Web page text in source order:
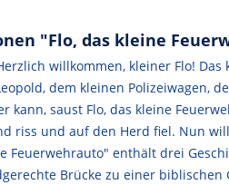
"Flo, das kleine
willkommen, kleiner Flo!
dem kleinen Polizeiwagen,
kann, saust Flo, das kleine
riss und auf den Herd fiel. Nun
Feuerwehrauto" enthält drei
Brücke zu einer